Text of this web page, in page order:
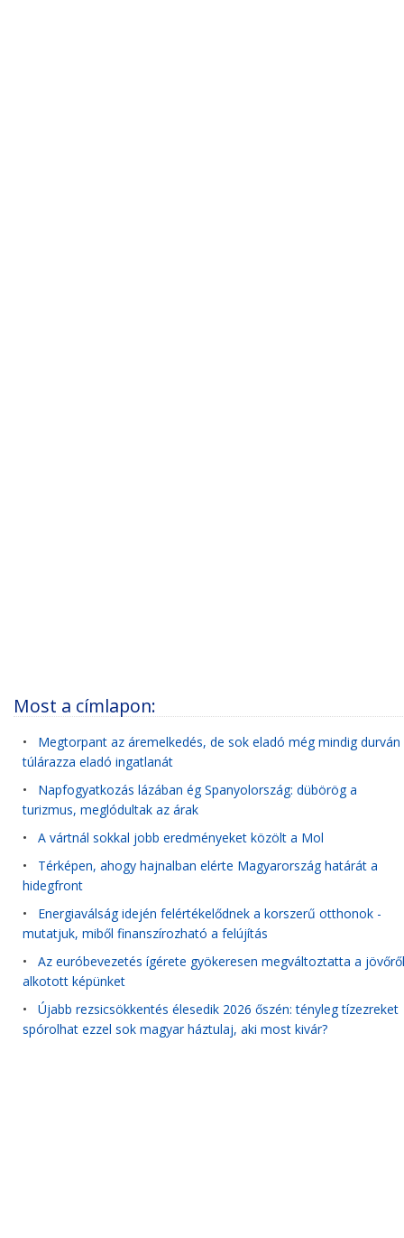
Most a címlapon:
• Megtorpant az áremelkedés, de sok eladó még mindig durván
túlárazza eladó ingatlanát
• Napfogyatkozás lázában ég Spanyolország: dübörög a
turizmus, meglódultak az árak
• A vártnál sokkal jobb eredményeket közölt a Mol
• Térképen, ahogy hajnalban elérte Magyarország határát a
hidegfront
• Energiaválság idején felértékelődnek a korszerű otthonok -
mutatjuk, miből finanszírozható a felújítás
• Az euróbevezetés ígérete gyökeresen megváltoztatta a jövőről
alkotott képünket
• Újabb rezsicsökkentés élesedik 2026 őszén: tényleg tízezreket
spórolhat ezzel sok magyar háztulaj, aki most kivár?